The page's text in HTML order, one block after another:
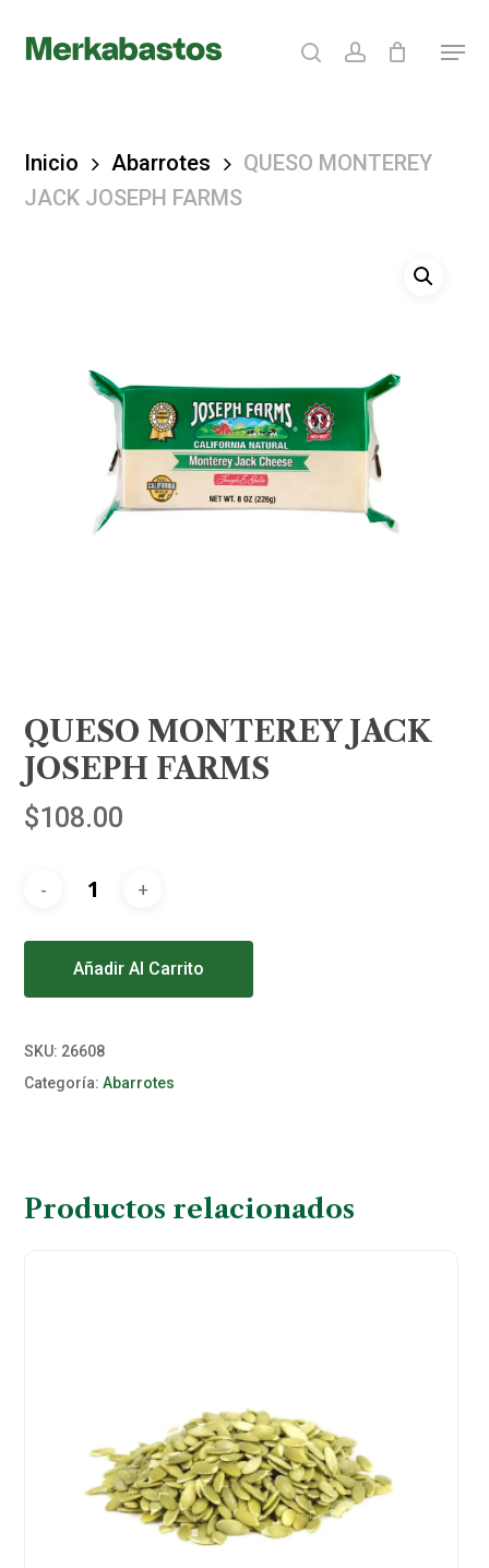
searchaccount Menu
Inicio Abarrotes
QUESO MONTEREY
JACK JOSEPH FARMS
QUESO MONTEREY JACK
JOSEPH FARMS
$108.00
Añadir Al Carrito
SKU: 26608
Categoría:Abarrotes
Productos relacionados
Close